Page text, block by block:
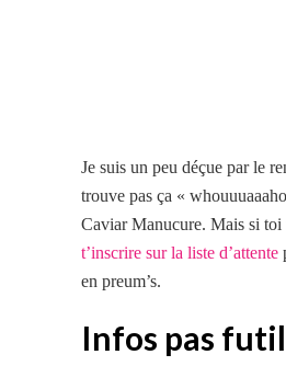
Je suis un peu déçue par le
trouve pas ça «
Caviar Manucure. Mais si toi
t’inscrire sur la liste d’attente
en preum’s.
Infos pas